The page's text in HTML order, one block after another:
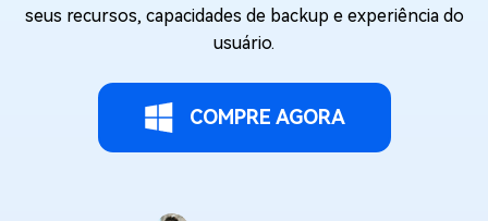
seus recursos, capacidades de backup e experiência do
usuário.
COMPRE AGORA